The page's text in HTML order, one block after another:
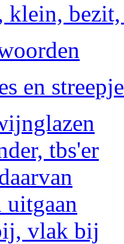
klein,
en
tbs'er
uitgaan
vlak bij